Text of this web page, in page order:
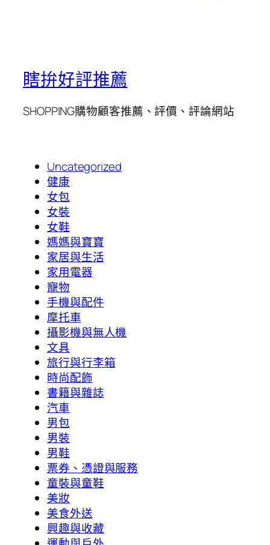
瞎拚好評推薦
SHOPPING購物顧客推薦、評價、評論網站
Uncategorized
健康
女包
女裝
女鞋
媽媽與寶寶
家居與生活
家用電器
寵物
手機與配件
摩托車
攝影機與無人機
文具
旅行與行李箱
時尚配飾
書籍與雜誌
汽車
男包
男裝
男鞋
票券、憑證與服務
童裝與童鞋
美妝
美食外送
興趣與收藏